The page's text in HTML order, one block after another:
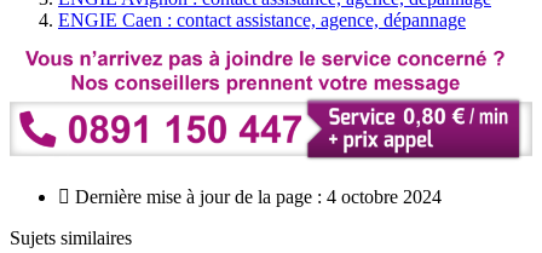
ENGIE Caen : contact assistance, agence, dépannage
Dernière mise à jour de la page : 4 octobre 2024
Sujets similaires